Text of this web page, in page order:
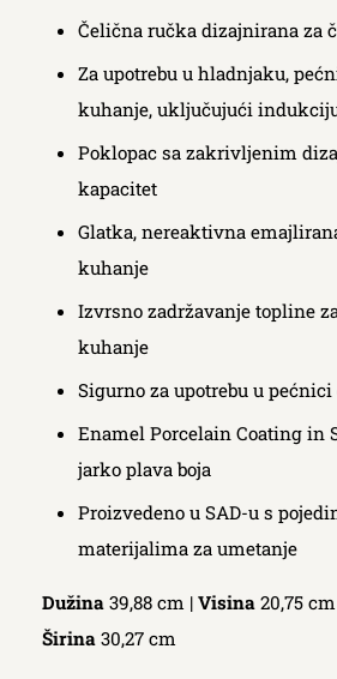
Čelična ručka dizajnirana za
Za upotrebu u hladnjaku,
kuhanje, uključujući
Poklopac sa zakrivljenim
kapacitet
Glatka, nereaktivna
kuhanje
Izvrsno zadržavanje topline
kuhanje
Sigurno za upotrebu u pećnici
Enamel Porcelain Coating in
jarko plava boja
Proizvedeno u SAD-u s
materijalima za umetanje
Dužina 39,88 cm | Visina 20,75
Širina 30,27 cm